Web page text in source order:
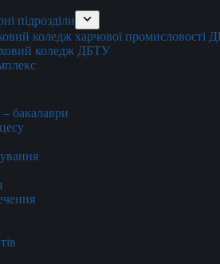
підрозділи
коледж харчової промисловості
коледж ДБТУ
бакалаври